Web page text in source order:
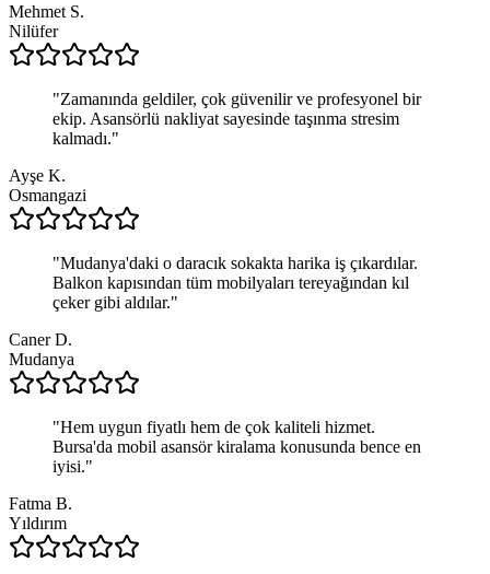
Mehmet S.
Nilüfer
"Zamanında geldiler, çok güvenilir ve profesyonel bir
ekip. Asansörlü nakliyat sayesinde taşınma stresim
kalmadı."
Ayşe K.
Osmangazi
"Mudanya'daki o daracık sokakta harika iş çıkardılar.
Balkon kapısından tüm mobilyaları tereyağından kıl
çeker gibi aldılar."
Caner D.
Mudanya
"Hem uygun fiyatlı hem de çok kaliteli hizmet.
Bursa'da mobil asansör kiralama konusunda bence en
iyisi."
Fatma B.
Yıldırım